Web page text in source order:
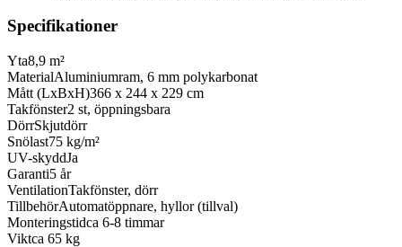
Specifikationer
Yta8,9 m²
MaterialAluminiumram, 6 mm polykarbonat
Mått (LxBxH)366 x 244 x 229 cm
Takfönster2 st, öppningsbara
DörrSkjutdörr
Snölast75 kg/m²
UV-skyddJa
Garanti5 år
VentilationTakfönster, dörr
TillbehörAutomatöppnare, hyllor (tillval)
Monteringstidca 6-8 timmar
Viktca 65 kg